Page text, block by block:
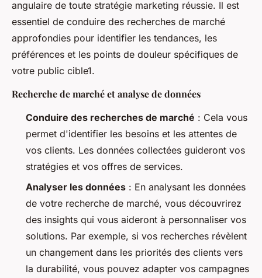
angulaire de toute stratégie marketing réussie. Il est
essentiel de conduire des recherches de marché
approfondies pour identifier les tendances, les
préférences et les points de douleur spécifiques de
votre public cible1.
Recherche de marché et analyse de données
Conduire des recherches de marché : Cela vous
permet d'identifier les besoins et les attentes de
vos clients. Les données collectées guideront vos
stratégies et vos offres de services.
Analyser les données : En analysant les données
de votre recherche de marché, vous découvrirez
des insights qui vous aideront à personnaliser vos
solutions. Par exemple, si vos recherches révèlent
un changement dans les priorités des clients vers
la durabilité, vous pouvez adapter vos campagnes